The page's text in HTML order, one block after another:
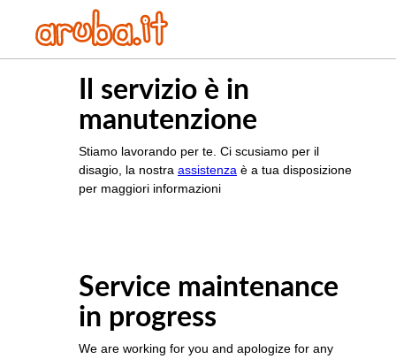
Il servizio è in
manutenzione
Stiamo lavorando per te. Ci scusiamo per il
disagio, la nostra assistenza è a tua disposizione
per maggiori informazioni
Service maintenance
in progress
We are working for you and apologize for any